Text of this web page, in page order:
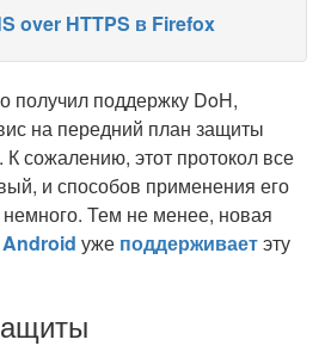
over HTTPS в Firefox
получил поддержку DoH,
на передний план защиты
сожалению, этот протокол все
и способов применения его
Тем не менее, новая
уже поддерживаетэту